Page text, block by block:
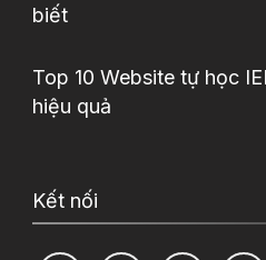
biết
Top 10 Website tự học
hiệu quả
Kết nối